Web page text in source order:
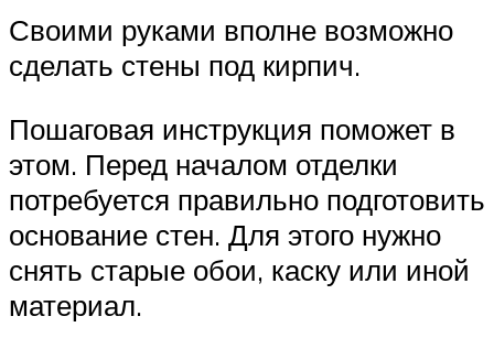
Своими руками вполне возможно
сделать стены под кирпич.
Пошаговая инструкция поможет в
этом. Перед началом отделки
потребуется правильно подготовить
основание стен. Для этого нужно
снять старые обои, каску или иной
материал.